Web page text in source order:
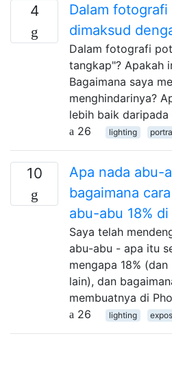
4
Dalam
dimaksud
Dalam fotografi
tangkap"? Apakah
Bagaimana saya
menghindarinya?
lebih baik daripada
26
lighting
10
Apa nada abu-
bagaimana
abu-abu 18%
Saya telah
abu-abu - apa itu
mengapa 18%
lain), dan
membuatnya di
26
lighting